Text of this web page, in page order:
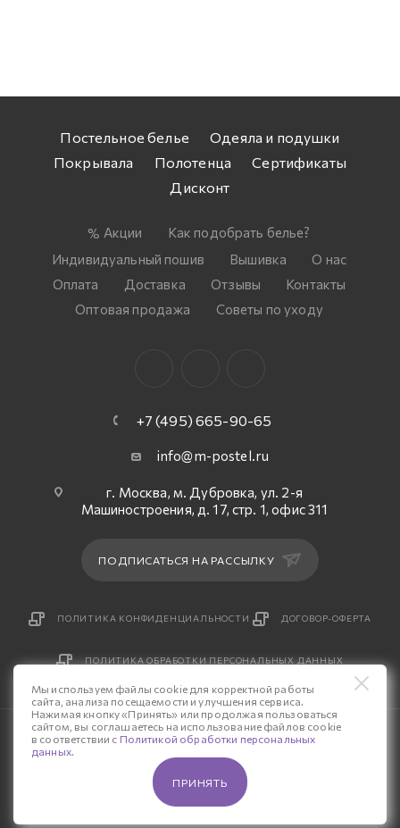
Постельное белье
Одеяла и подушки
Покрывала
Полотенца
Сертификаты
Дисконт
Акции
Как подобрать белье?
Индивидуальный пошив
Вышивка
О нас
Оплата
Доставка Отзывы
Контакты
Оптовая продажа
Советы по уходу
+7 (495) 665-90-65
info@m-postel.ru
г. Москва, м. Дубровка, ул. 2-я
Машиностроения, д. 17, стр. 1, офис 311
ПОДПИСАТЬСЯ НА РАССЫЛКУ
ПОЛИТИКА КОНФИДЕНЦИАЛЬНОСТИ ДОГОВОР-ОФЕРТА
ПОЛИТИКА ОБРАБОТКИ ПЕРСОНАЛЬНЫХ ДАННЫХ
© 2026 Интернет-магазин «М-Постель».
Разработка сайта — «Четвертый Рим»
Мы используем файлы cookie для корректной работы
сайта, анализа посещаемости и улучшения сервиса.
Нажимая кнопку «Принять» или продолжая пользоваться
сайтом, вы соглашаетесь на использование файлов cookie
в соответствии с Политикой обработки персональных
данных.
ПРИНЯТЬ